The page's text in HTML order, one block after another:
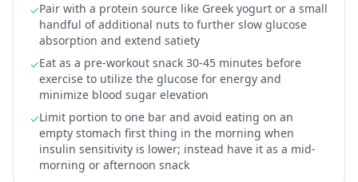
✓Pair with a protein source like Greek yogurt or a small
handful of additional nuts to further slow glucose
absorption and extend satiety
✓Eat as a pre-workout snack 30-45 minutes before
exercise to utilize the glucose for energy and
minimize blood sugar elevation
✓Limit portion to one bar and avoid eating on an
empty stomach first thing in the morning when
insulin sensitivity is lower; instead have it as a mid-
morning or afternoon snack